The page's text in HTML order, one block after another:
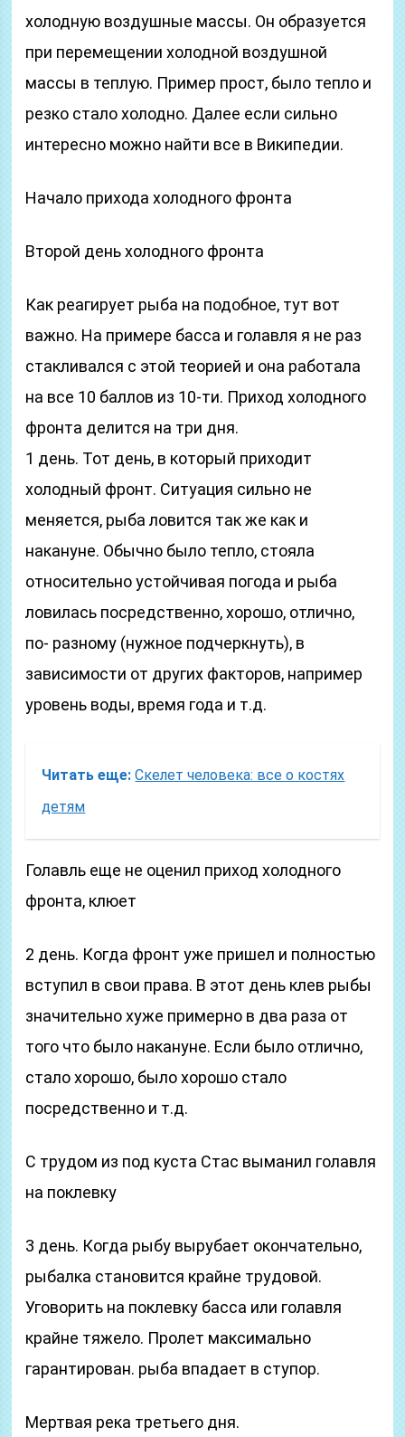
холодную воздушные массы. Он образуется
при перемещении холодной воздушной
массы в теплую. Пример прост, было тепло и
резко стало холодно. Далее если сильно
интересно можно найти все в Википедии.
Начало прихода холодного фронта
Второй день холодного фронта
Как реагирует рыба на подобное, тут вот
важно. На примере басса и голавля я не раз
стакливался с этой теорией и она работала
на все 10 баллов из 10-ти. Приход холодного
фронта делится на три дня.
1 день. Тот день, в который приходит
холодный фронт. Ситуация сильно не
меняется, рыба ловится так же как и
накануне. Обычно было тепло, стояла
относительно устойчивая погода и рыба
ловилась посредственно, хорошо, отлично,
по- разному (нужное подчеркнуть), в
зависимости от других факторов, например
уровень воды, время года и т.д.
Читать еще: Скелет человека: все о костях
детям
Голавль еще не оценил приход холодного
фронта, клюет
2 день. Когда фронт уже пришел и полностью
вступил в свои права. В этот день клев рыбы
значительно хуже примерно в два раза от
того что было накануне. Если было отлично,
стало хорошо, было хорошо стало
посредственно и т.д.
С трудом из под куста Стас выманил голавля
на поклевку
3 день. Когда рыбу вырубает окончательно,
рыбалка становится крайне трудовой.
Уговорить на поклевку басса или голавля
крайне тяжело. Пролет максимально
гарантирован. рыба впадает в ступор.
Мертвая река третьего дня.